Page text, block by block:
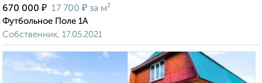
670 000 ₽ 17 700 ₽ за м²
Футбольное Поле 1А
Собственник, 17.05.2021